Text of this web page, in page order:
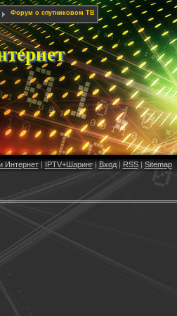
Форум о спутниковом ТВ
Интернет| IPTV+Шаринг| Вход| RSS| Sitemap